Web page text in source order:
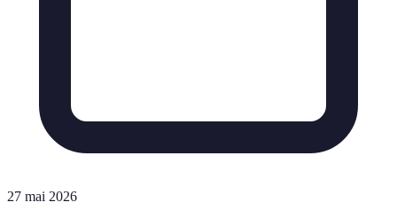
27 mai 2026